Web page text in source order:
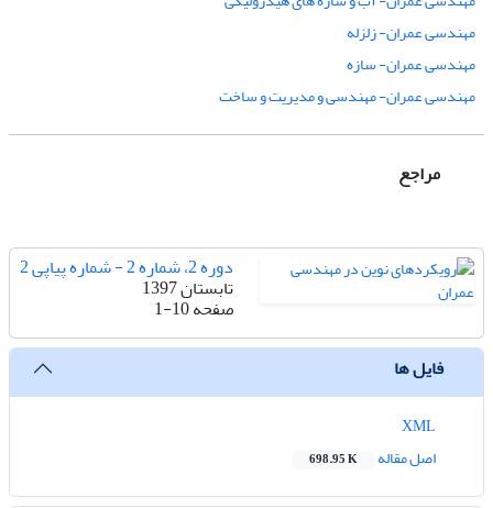
مهندسی عمران- زلزله
مهندسی عمران- سازه
مهندسی عمران- مهندسی و مدیریت و ساخت
مراجع
دوره 2، شماره 2 - شماره پیاپی 2
تابستان 1397
صفحه1-10
فایل ها
اصل مقاله
698.95 K